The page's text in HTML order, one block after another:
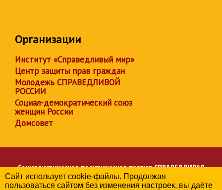
Организации
Институт «Справедливый мир»
Центр защиты прав граждан
Молодежь СПРАВЕДЛИВОЙ
РОССИИ
Социал-демократический союз
женщин России
Домсовет
Социалистическая политическая партияСПРАВЕДЛИВАЯ
РОССИЯ
Сайт использует cookie-файлы. Продолжая
пользоваться сайтом без изменения настроек, вы даёте